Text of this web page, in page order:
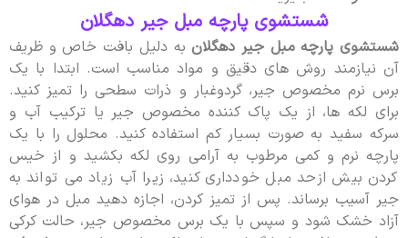
شستشوی پارچه مبل جیر دهگلان
شستشوی پارچه مبل جیر دهگلان به دلیل بافت خاص و ظریف
آن نیازمند روش های دقیق و مواد مناسب است. ابتدا با یک
برس نرم مخصوص جیر، گردوغبار و ذرات سطحی را تمیز کنید.
برای لکه ها، از یک پاک کننده مخصوص جیر یا ترکیب آب و
سرکه سفید به صورت بسیار کم استفاده کنید. محلول را با یک
پارچه نرم و کمی مرطوب به آرامی روی لکه بکشید و از خیس
کردن بیش ازحد مبل خودداری کنید، زیرا آب زیاد می تواند به
جیر آسیب برساند. پس از تمیز کردن، اجازه دهید مبل در هوای
آزاد خشک شود و سپس با یک برس مخصوص جیر، حالت کرکی